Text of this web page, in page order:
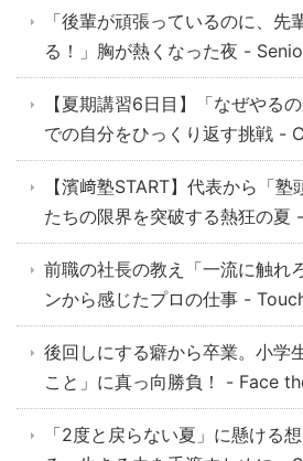
「後輩が頑張っているのに、先
る！」胸が熱くなった夜 -
【夏期講習6日目】「なぜやる
での自分をひっくり返す挑戦 -
【濱﨑塾START】代表から「
たちの限界を突破する熱狂の
前職の社長の教え「一流に触れ
ンから感じたプロの仕事 -
後回しにする癖から卒業。小学
こと」に真っ向勝負！ - Face
「2度と戻らない夏」に懸ける